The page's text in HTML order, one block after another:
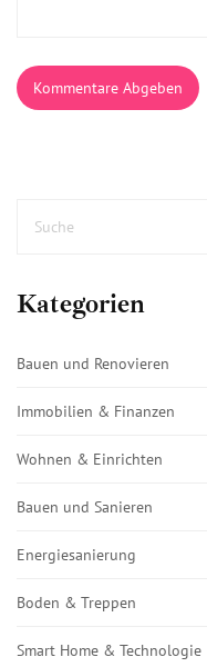
Kommentare Abgeben
Kategorien
Bauen und Renovieren
Immobilien & Finanzen
Wohnen & Einrichten
Bauen und Sanieren
Energiesanierung
Boden & Treppen
Smart Home & Technologie